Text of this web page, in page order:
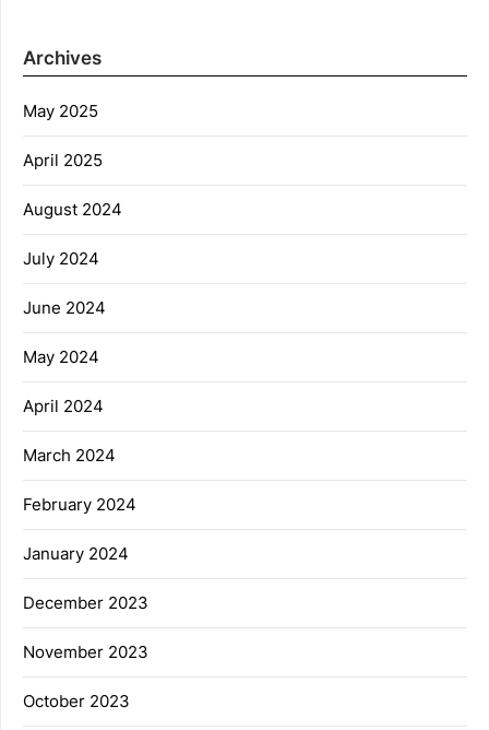
Archives
May 2025
April 2025
August 2024
July 2024
June 2024
May 2024
April 2024
March 2024
February 2024
January 2024
December 2023
November 2023
October 2023